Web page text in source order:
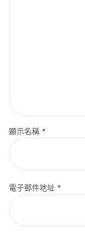
顯示名稱 *
電子郵件地址 *